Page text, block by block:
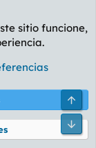
Ayuda
Ltd.
sitio funcione,
Pie